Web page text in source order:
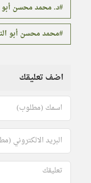
د. محمد محسن أبو
محمد محسن أبو
اضف تعليقك